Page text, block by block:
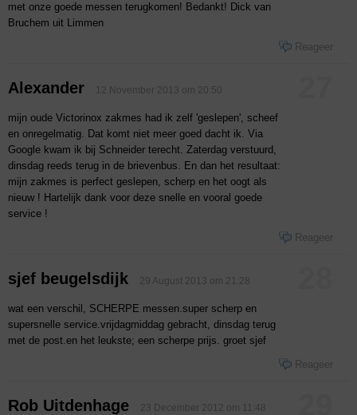
met onze goede messen terugkomen! Bedankt! Dick van
Bruchem uit Limmen
Reageer
Alexander 12 November 2013 om 20:50
mijn oude Victorinox zakmes had ik zelf 'geslepen', scheef
en onregelmatig. Dat komt niet meer goed dacht ik. Via
Google kwam ik bij Schneider terecht. Zaterdag verstuurd,
dinsdag reeds terug in de brievenbus. En dan het resultaat:
mijn zakmes is perfect geslepen, scherp en het oogt als
nieuw ! Hartelijk dank voor deze snelle en vooral goede
service !
Reageer
sjef beugelsdijk 29 August 2013 om 21:28
wat een verschil, SCHERPE messen.super scherp en
supersnelle service.vrijdagmiddag gebracht, dinsdag terug
met de post.en het leukste; een scherpe prijs. groet sjef
Reageer
Rob Uitdenhage 23 December 2012 om 11:48